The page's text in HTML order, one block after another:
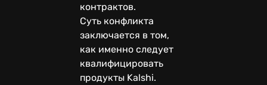
контрактов.
Суть конфликта
заключается в том,
как именно следует
квалифицировать
продукты Kalshi.